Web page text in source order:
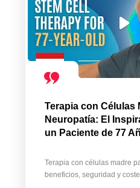
Terapia con Células
Neuropatía: El
un Paciente de 77
Terapia con células madre
beneficios, seguridad y coste